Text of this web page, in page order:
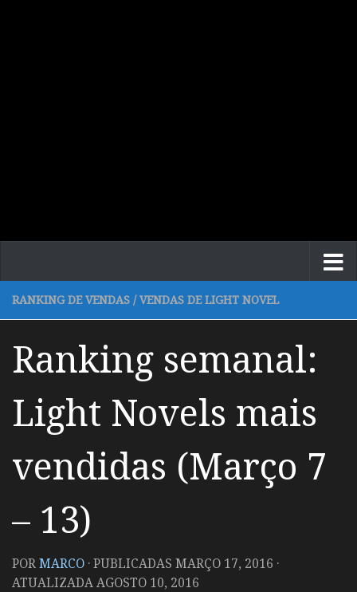
RANKING DE VENDAS / VENDAS DE LIGHT NOVEL
Ranking semanal:
Light Novels mais
vendidas (Março 7
– 13)
PORMARCO · PUBLICADAS MARÇO 17, 2016 ·
ATUALIZADAAGOSTO 10, 2016